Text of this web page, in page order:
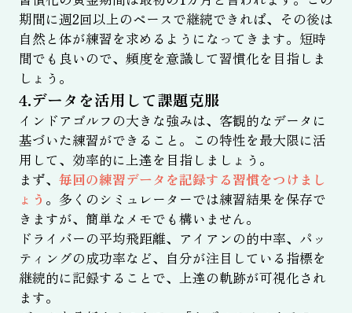
期間に週2回以上のペースで継続できれば、その後は
自然と体が練習を求めるようになってきます。短時
間でも良いので、頻度を意識して習慣化を目指しま
しょう。
4.データを活用して課題克服
インドアゴルフの大きな強みは、客観的なデータに
基づいた練習ができること。この特性を最大限に活
用して、効率的に上達を目指しましょう。
まず、 毎回の練習データを記録する習慣をつけまし
ょう 。多くのシミュレーターでは練習結果を保存で
きますが、簡単なメモでも構いません。
ドライバーの平均飛距離、アイアンの的中率、パッ
ティングの成功率など、自分が注目している指標を
継続的に記録することで、上達の軌跡が可視化され
ます。